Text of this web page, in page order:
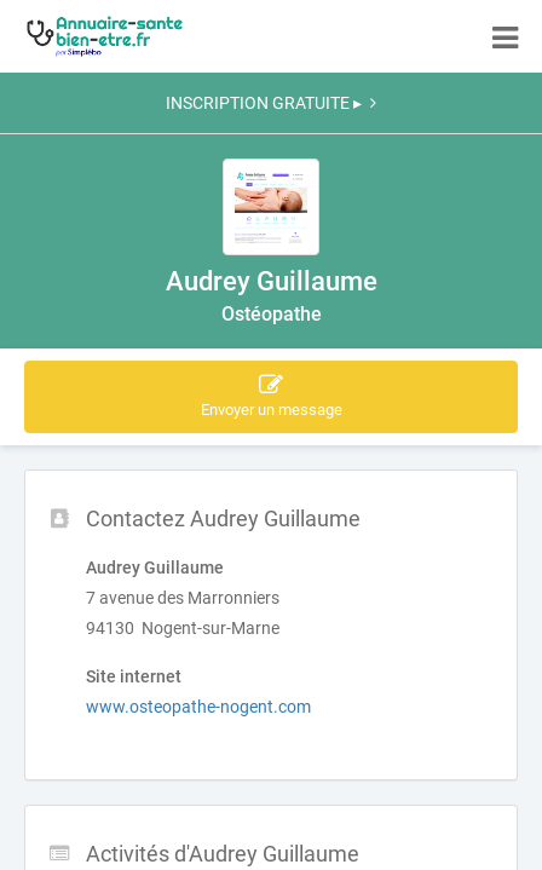
INSCRIPTION GRATUITE ▸
Audrey Guillaume
Ostéopathe
Envoyer un message
Contactez Audrey Guillaume
Audrey Guillaume
7 avenue des Marronniers
94130 Nogent-sur-Marne
Site internet
www.osteopathe-nogent.com
Activités d'Audrey Guillaume